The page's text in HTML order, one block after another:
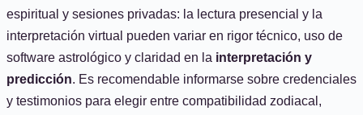
espiritual y sesiones privadas: la lectura presencial y la
interpretación virtual pueden variar en rigor técnico, uso de
software astrológico y claridad en la interpretación y
predicción. Es recomendable informarse sobre credenciales
y testimonios para elegir entre compatibilidad zodiacal,